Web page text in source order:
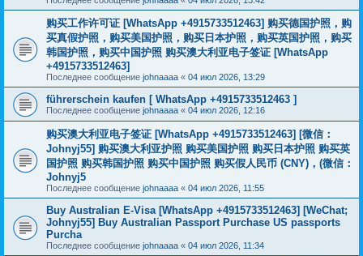
购买工作许可证 [WhatsApp +4915733512463] 购买德国护照，购
买真假护照，购买美国护照，购买日本护照，购买英国护照，购买
韩国护照，购买中国护照 购买澳大利亚电子签证 [WhatsApp
+4915733512463]
Последнее сообщение johnaaaa « 04 июл 2026, 13:29
führerschein kaufen [ WhatsApp +4915733512463 ]
Последнее сообщение johnaaaa « 04 июл 2026, 12:16
购买澳大利亚电子签证 [WhatsApp +4915733512463] [微信：
Johnyj55] 购买澳大利亚护照 购买美国护照 购买日本护照 购买英
国护照 购买韩国护照 购买中国护照 购买假人民币 (CNY)，(微信：
Johnyj5
Последнее сообщение johnaaaa « 04 июл 2026, 11:55
Buy Australian E-Visa [WhatsApp +4915733512463] [WeChat;
Johnyj55] Buy Australian Passport Purchase US passports
Purcha
Последнее сообщение johnaaaa « 04 июл 2026, 11:34